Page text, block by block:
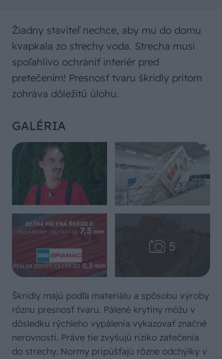
Žiadny staviteľ nechce, aby mu do domu
kvapkala zo strechy voda. Strecha musí
spoľahlivo ochrániť interiér pred
pretečením! Presnosť tvaru škridly pritom
zohráva dôležitú úlohu.
GALÉRIA
Škridly majú podľa materiálu a spôsobu výroby
rôznu presnosť tvaru. Pálené krytiny môžu v
dôsledku rýchleho vypálenia vykazovať značné
nerovnosti. Práve tie zvyšujú riziko zatečenia
do strechy. Normy pripúšťajú rôzne odchýlky v